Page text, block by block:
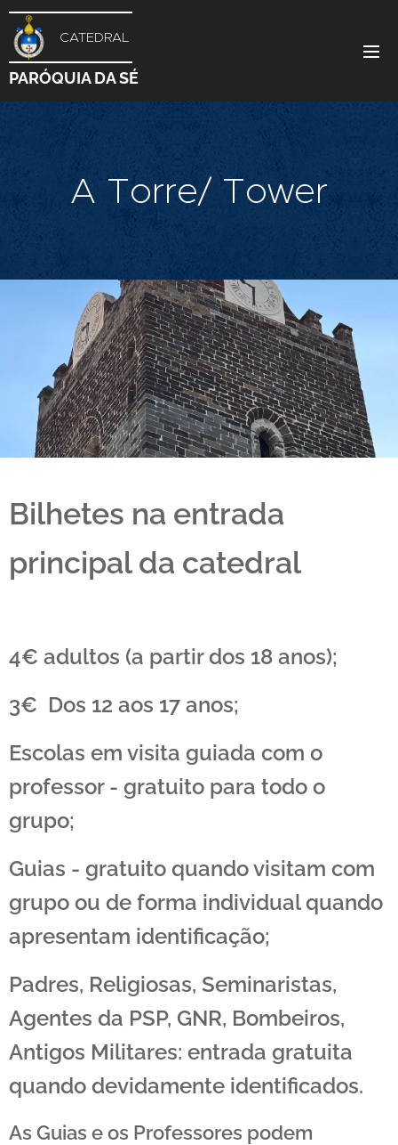
CATEDRAL
PARÓQUIA DA SÉ
A Torre/ Tower
Bilhetes na entrada
principal da catedral
4€ adultos (a partir dos 18 anos);
3€ Dos 12 aos 17 anos;
Escolas em visita guiada com o
professor - gratuito para todo o
grupo;
Guias - gratuito quando visitam com
grupo ou de forma individual quando
apresentam identificação;
Padres, Religiosas, Seminaristas,
Agentes da PSP, GNR, Bombeiros,
Antigos Militares: entrada gratuita
quando devidamente identificados.
As Guias e os Professores podem